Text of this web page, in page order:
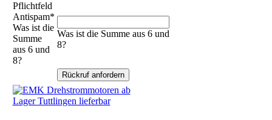
Pflichtfeld
Antispam*
Was ist die
Summe
aus 6 und
8?
Was ist die Summe aus 6 und
8?